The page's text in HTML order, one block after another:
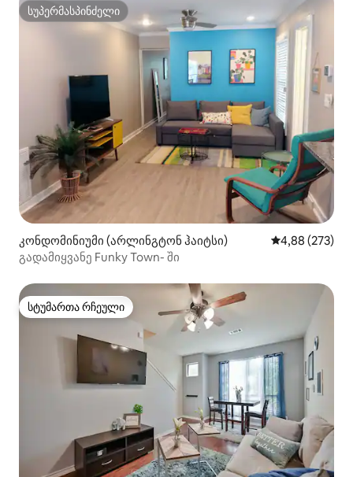
სუპერმასპინძელი
სუპერმასპინძელი
კონდომინიუმი (არლინგტონ ჰაიტსი) საშუალო
4,88 (273)
გადამიყვანე Funky Town- ში
სტუმართა რჩეული
სტუმართა რჩეული